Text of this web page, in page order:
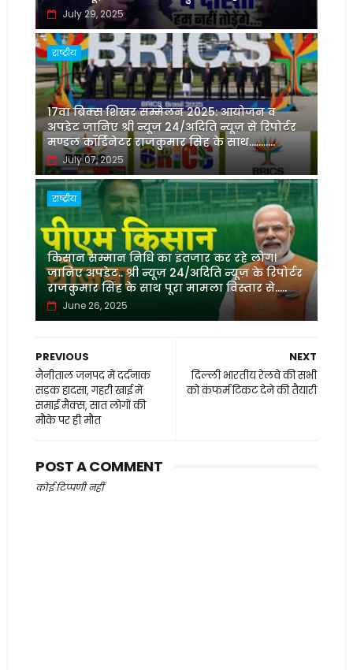
July 29, 2025
राष्ट्रीय
17वां ब्रिक्स शिखर सम्मेलन 2025: आयोजन व
अपडेट जानिए श्री न्यूज़ 24/अदिति न्यूज़ से रिपोर्टर
मण्डल कॉर्डिनेटर राजकुमार सिंह के साथ...........
July 07, 2025
राष्ट्रीय
किसान सम्मान निधि का इंतजार कर रहे लोग।
जानिए अपडेट.. श्री न्यूज़ 24/अदिति न्यूज़ के रिपोर्टर
राजकुमार सिंह के साथ पूरा मामला विस्तार से.....
June 26, 2025
NEXT
दिल्ली भारतीय रेलवे की सभी
को कंफर्म टिकट देने की तैयारी
PREVIOUS
नैनीताल जनपद में दर्दनाक
सड़क हादसा, गहरी खाई में
समाई मैक्स, सात लोगों की
मौके पर ही मौत
POST A COMMENT
कोई टिप्पणी नहीं